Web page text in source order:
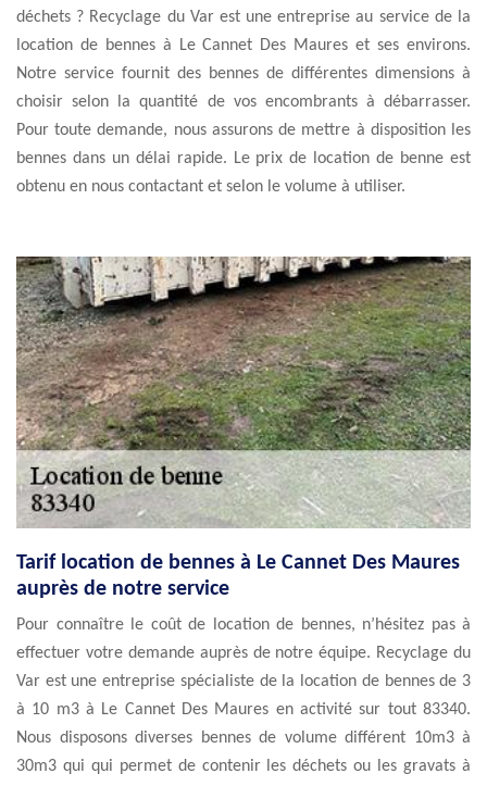
déchets ? Recyclage du Var est une entreprise au service de la
location de bennes à Le Cannet Des Maures et ses environs.
Notre service fournit des bennes de différentes dimensions à
choisir selon la quantité de vos encombrants à débarrasser.
Pour toute demande, nous assurons de mettre à disposition les
bennes dans un délai rapide. Le prix de location de benne est
obtenu en nous contactant et selon le volume à utiliser.
Tarif location de bennes à Le Cannet Des Maures
auprès de notre service
Pour connaître le coût de location de bennes, n’hésitez pas à
effectuer votre demande auprès de notre équipe. Recyclage du
Var est une entreprise spécialiste de la location de bennes de 3
à 10 m3 à Le Cannet Des Maures en activité sur tout 83340.
Nous disposons diverses bennes de volume différent 10m3 à
30m3 qui qui permet de contenir les déchets ou les gravats à